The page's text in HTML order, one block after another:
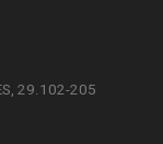
29.102-205